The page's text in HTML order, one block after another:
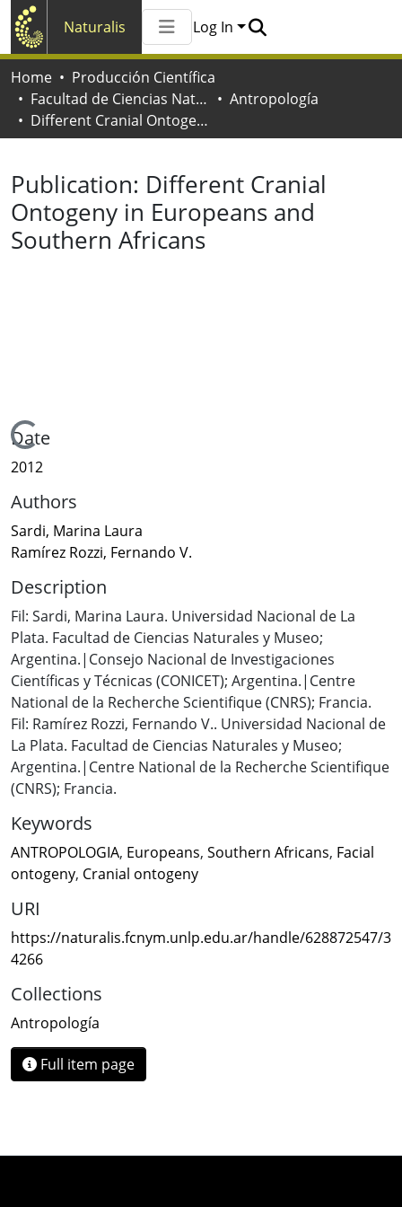
Naturalis
All of Naturalis
Log In
Home
Producción Científica
Facultad de Ciencias Naturales y Museo
Antropología
Different Cranial Ontogeny in Europeans and Southern Africans
Publication: Different Cranial
Ontogeny in Europeans and
Southern Africans
Loading...
Date
2012
Authors
Sardi, Marina Laura
Ramírez Rozzi, Fernando V.
Description
Fil: Sardi, Marina Laura. Universidad Nacional de La
Plata. Facultad de Ciencias Naturales y Museo;
Argentina.|Consejo Nacional de Investigaciones
Científicas y Técnicas (CONICET); Argentina.|Centre
National de la Recherche Scientifique (CNRS); Francia.
Fil: Ramírez Rozzi, Fernando V.. Universidad Nacional de
La Plata. Facultad de Ciencias Naturales y Museo;
Argentina.|Centre National de la Recherche Scientifique
(CNRS); Francia.
Keywords
ANTROPOLOGIA, Europeans, Southern Africans, Facial
ontogeny, Cranial ontogeny
URI
https://naturalis.fcnym.unlp.edu.ar/handle/628872547/3
4266
Collections
Antropología
Full item page